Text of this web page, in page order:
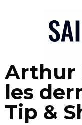
Arthur
les
Tip &